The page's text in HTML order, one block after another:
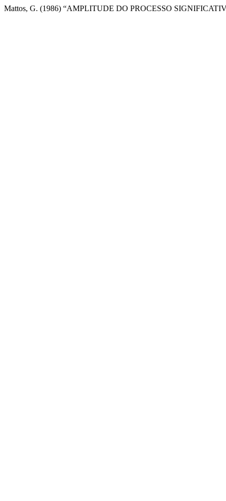
Mattos, G. (1986) “AMPLITUDE DO PROCESSO